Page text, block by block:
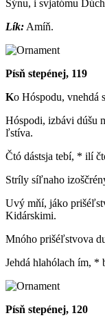
Sýnu, i svjatómu
Lík: Amíň.
Písň stepénej, 119
Ko Hóspodu, vnehdá
Hóspodi, izbávi dúšu
ľstíva.
Čtó dástsja tebí, * ilí
Stríly síľnaho
Uvý mňí, jáko
Kidárskimi.
Mnóho prišéľstvova
Jehdá hlahólach ím, *
Písň stepénej, 120